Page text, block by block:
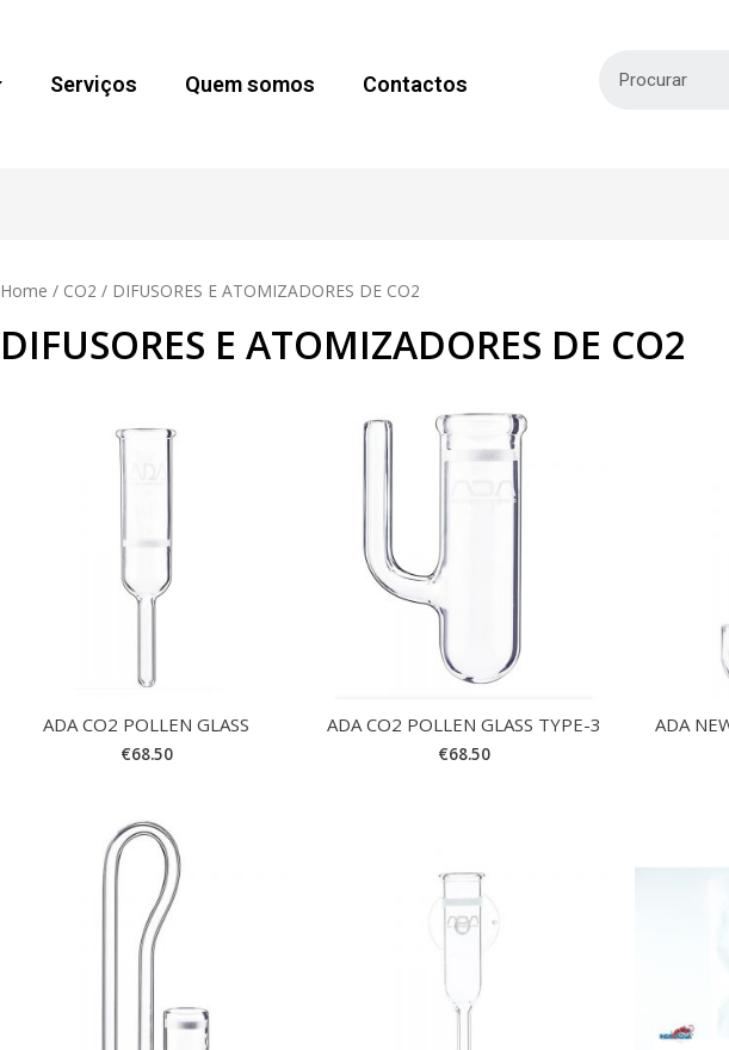
Serviços Quem somos Contactos
Home / CO2 / DIFUSORES E ATOMIZADORES DE CO2
DIFUSORES E ATOMIZADORES DE CO2
ADA CO2 POLLEN GLASS
€68.50
ADA CO2 POLLEN GLASS TYPE-3
€68.50
ADA